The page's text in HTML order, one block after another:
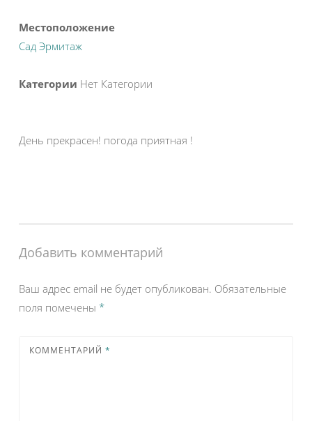
Местоположение
Сад Эрмитаж
Категории Нет Категории
День прекрасен! погода приятная !
Добавить комментарий
Ваш адрес email не будет опубликован. Обязательные
поля помечены *
КОММЕНТАРИЙ *